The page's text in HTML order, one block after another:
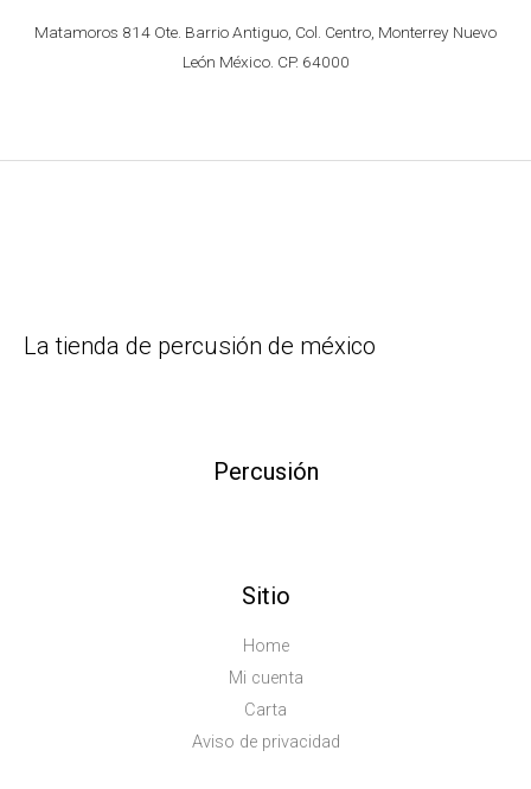
Matamoros 814 Ote. Barrio Antiguo, Col. Centro, Monterrey Nuevo
León México. CP. 64000
La tienda de percusión de méxico
Percusión
Sitio
Home
Mi cuenta
Carta
Aviso de privacidad